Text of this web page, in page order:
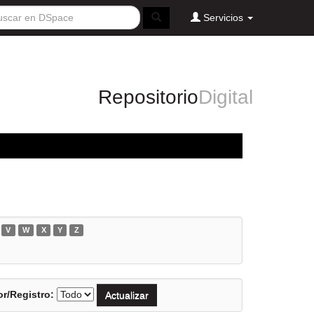
Servicios
RepositorioDigital
V W X Y Z
Registro: